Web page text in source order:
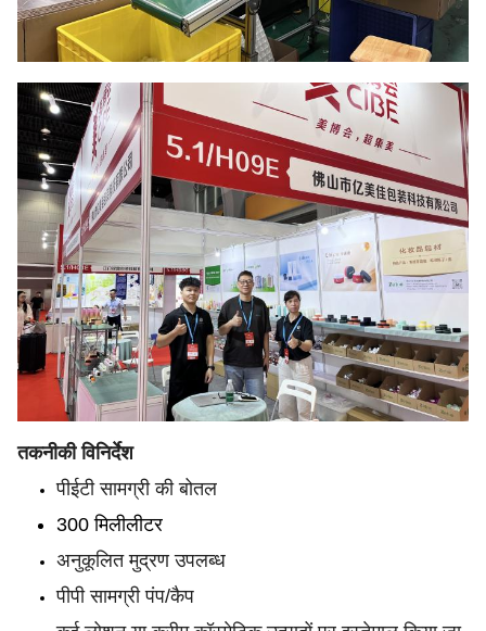
तकनीकी विनिर्देश
पीईटी सामग्री की बोतल
300 मिलीलीटर
अनुकूलित मुद्रण उपलब्ध
पीपी सामग्री पंप/कैप